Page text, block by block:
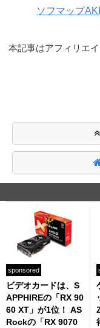
ソフマップ
本記事はアフィリエ
sponsored
ビデオカードは、S
APPHIREの「RX 90
60 XT」が1位！ AS
Rockの「RX 9070